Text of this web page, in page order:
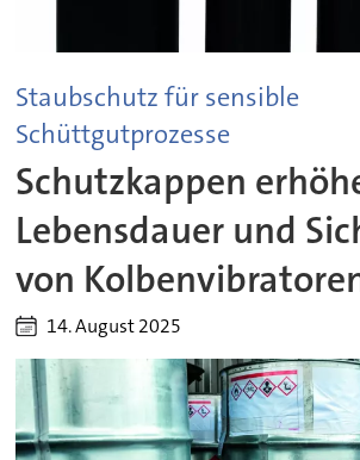
Staubschutz für sensible
Schüttgutprozesse
Schutzkappen
Lebensdauer und
von
14. August 2025